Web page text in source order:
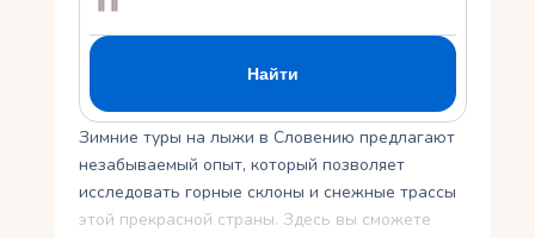
Зимние туры на лыжи в Словению предлагают
незабываемый опыт, который позволяет
исследовать горные склоны и снежные трассы
этой прекрасной страны. Здесь вы сможете